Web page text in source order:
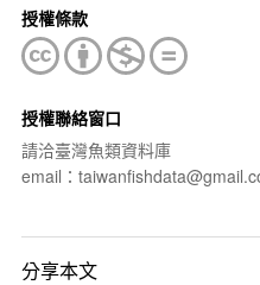
授權條款
授權聯絡窗口
請洽臺灣魚類資料庫
email：
分享本文